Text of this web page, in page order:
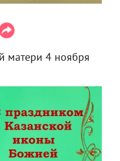
4 ноября